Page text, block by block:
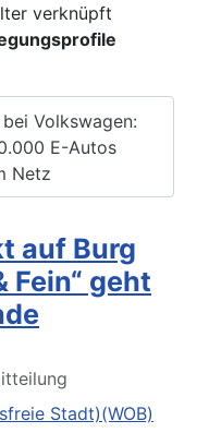
verknüpft
Volkswagen:
E-Autos
Netz
auf Burg
Fein“ geht
Stadt)(WOB)